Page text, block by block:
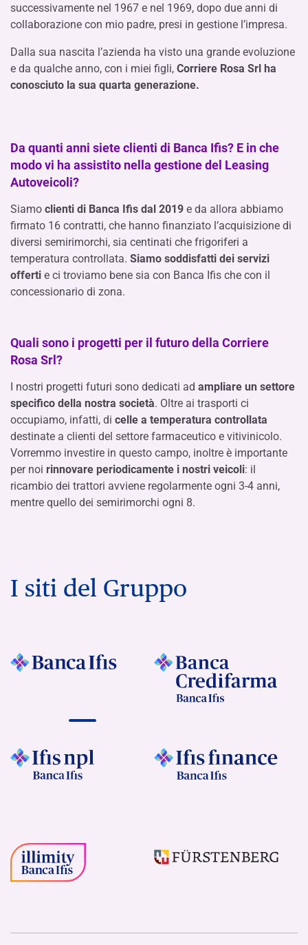
successivamente nel 1967 e nel 1969, dopo due anni di
collaborazione con mio padre, presi in gestione l’impresa.
Dalla sua nascita l’azienda ha visto una grande evoluzione
e da qualche anno, con i miei figli, Corriere Rosa Srl ha
conosciuto la sua quarta generazione.
Da quanti anni siete clienti di Banca Ifis? E in che
modo vi ha assistito nella gestione del Leasing
Autoveicoli?
Siamo clienti di Banca Ifis dal 2019 e da allora abbiamo
firmato 16 contratti, che hanno finanziato l’acquisizione di
diversi semirimorchi, sia centinati che frigoriferi a
temperatura controllata. Siamo soddisfatti dei servizi
offerti e ci troviamo bene sia con Banca Ifis che con il
concessionario di zona.
Quali sono i progetti per il futuro della Corriere
Rosa Srl?
I nostri progetti futuri sono dedicati ad ampliare un settore
specifico della nostra società. Oltre ai trasporti ci
occupiamo, infatti, di celle a temperatura controllata
destinate a clienti del settore farmaceutico e vitivinicolo.
Vorremmo investire in questo campo, inoltre è importante
per noi rinnovare periodicamente i nostri veicoli: il
ricambio dei trattori avviene regolarmente ogni 3-4 anni,
mentre quello dei semirimorchi ogni 8.
I siti del Gruppo